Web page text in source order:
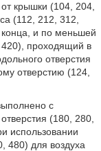
крышки (104, 204,
(112, 212, 312,
и по меньшей
проходящий в
отверстия
отверстию (124,
с
(180, 280,
использовании
480) для воздуха